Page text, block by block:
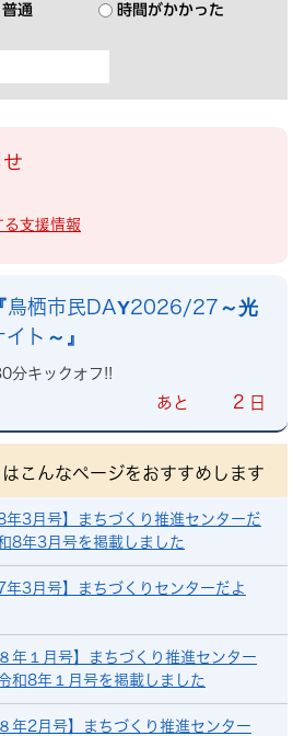
普通 時間がかかった
支援情報
鳥栖市民DAY2026/27～光
ト～』
分キックオフ!!
あと 2 日
こんなページをおすすめします
年3月号】まちづくり推進センターだ
8年3月号を掲載しました
年3月号】まちづくりセンターだよ
年１月号】まちづくり推進センター
和8年１月号を掲載しました
年2月号】まちづくり推進センター